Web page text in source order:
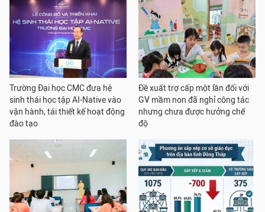
Trường Đại học CMC đưa hệ
sinh thái học tập AI-Native vào
vận hành, tái thiết kế hoạt động
đào tạo
Đề xuất trợ cấp một lần đối với
GV mầm non đã nghỉ công tác
nhưng chưa được hưởng chế
độ